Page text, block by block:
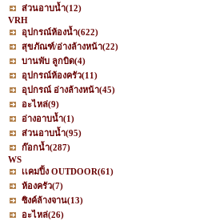
ส่วนอาบน้ำ(12)
VRH
อุปกรณ์ห้องน้ำ(622)
สุขภัณฑ์/อ่างล้างหน้า(22)
บานพับ ลูกบิด(4)
อุปกรณ์ห้องครัว(11)
อุปกรณ์ อ่างล้างหน้า(45)
อะไหล่(9)
อ่างอาบน้ำ(1)
ส่วนอาบน้ำ(95)
ก๊อกน้ำ(287)
WS
เเคมปิ้ง OUTDOOR(61)
ห้องครัว(7)
ซิงค์ล้างจาน(13)
อะไหล่(26)